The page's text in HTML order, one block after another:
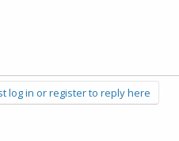
log in or register to reply here.